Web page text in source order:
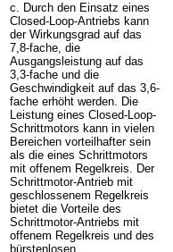
c. Durch den Einsatz eines
Closed-Loop-Antriebs kann
der Wirkungsgrad auf das
7,8-fache, die
Ausgangsleistung auf das
3,3-fache und die
Geschwindigkeit auf das 3,6-
fache erhöht werden. Die
Leistung eines Closed-Loop-
Schrittmotors kann in vielen
Bereichen vorteilhafter sein
als die eines Schrittmotors
mit offenem Regelkreis. Der
Schrittmotor-Antrieb mit
geschlossenem Regelkreis
bietet die Vorteile des
Schrittmotor-Antriebs mit
offenem Regelkreis und des
bürstenlosen